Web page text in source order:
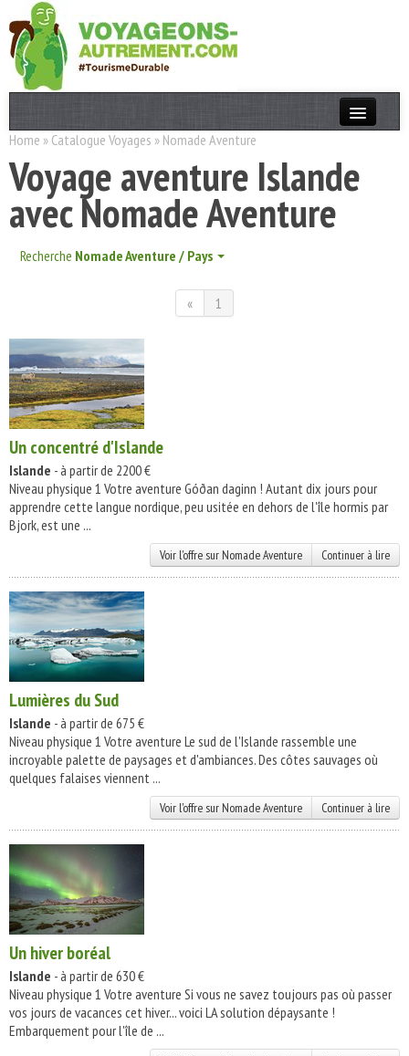
Actualités
T. Responsable
Destinations
Acteurs
Home » Catalogue Voyages » Nomade Aventure
Voyage aventure Islande
avec Nomade Aventure
Recherche Nomade Aventure / Pays
« 1
Un concentré d'Islande
Islande - à partir de 2200 €
Niveau physique 1 Votre aventure Góðan daginn ! Autant dix jours pour
apprendre cette langue nordique, peu usitée en dehors de l'île hormis par
Bjork, est une ...
Voir l'offre sur Nomade Aventure Continuer à lire
Lumières du Sud
Islande - à partir de 675 €
Niveau physique 1 Votre aventure Le sud de l'Islande rassemble une
incroyable palette de paysages et d'ambiances. Des côtes sauvages où
quelques falaises viennent ...
Voir l'offre sur Nomade Aventure Continuer à lire
Un hiver boréal
Islande - à partir de 630 €
Niveau physique 1 Votre aventure Si vous ne savez toujours pas où passer
vos jours de vacances cet hiver... voici LA solution dépaysante !
Embarquement pour l'île de ...